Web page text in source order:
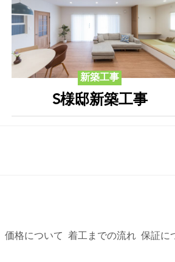
新築工事
S様邸新築工事
価格について 着工までの流れ 保証に